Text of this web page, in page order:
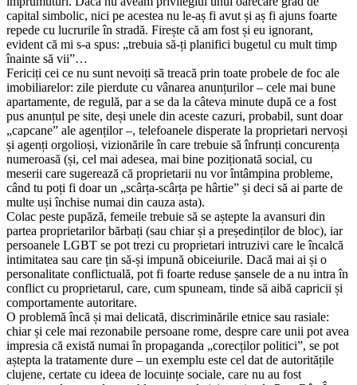
capital simbolic, nici pe acestea nu le-aș fi avut și aș fi ajuns foarte
repede cu lucrurile în stradă. Firește că am fost și eu ignorant,
evident că mi s-a spus: „trebuia să-ți planifici bugetul cu mult timp
înainte să vii”…
Fericiți cei ce nu sunt nevoiți să treacă prin toate probele de foc ale
imobiliarelor: zile pierdute cu vânarea anunțurilor – cele mai bune
apartamente, de regulă, par a se da la câteva minute după ce a fost
pus anunțul pe site, deși unele din aceste cazuri, probabil, sunt doar
„capcane” ale agenților –, telefoanele disperate la proprietari nervoși
și agenți orgolioși, vizionările în care trebuie să înfrunți concurența
numeroasă (și, cel mai adesea, mai bine poziționată social, cu
meserii care sugerează că proprietarii nu vor întâmpina probleme,
când tu poți fi doar un „scârța-scârța pe hârtie” și deci să ai parte de
multe uși închise numai din cauza asta).
Colac peste pupăză, femeile trebuie să se aștepte la avansuri din
partea proprietarilor bărbați (sau chiar și a președinților de bloc), iar
persoanele LGBT se pot trezi cu proprietari intruzivi care le încalcă
intimitatea sau care țin să-și impună obiceiurile. Dacă mai ai și o
personalitate conflictuală, pot fi foarte reduse șansele de a nu intra în
conflict cu proprietarul, care, cum spuneam, tinde să aibă capricii și
comportamente autoritare.
O problemă încă și mai delicată, discriminările etnice sau rasiale:
chiar și cele mai rezonabile persoane rome, despre care unii pot avea
impresia că există numai în propaganda „corecților politici”, se pot
aștepta la tratamente dure – un exemplu este cel dat de autoritățile
clujene, certate cu ideea de locuințe sociale, care nu au fost